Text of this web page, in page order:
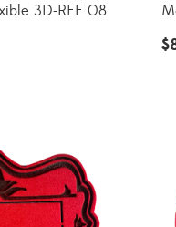
3D-REF 08
$